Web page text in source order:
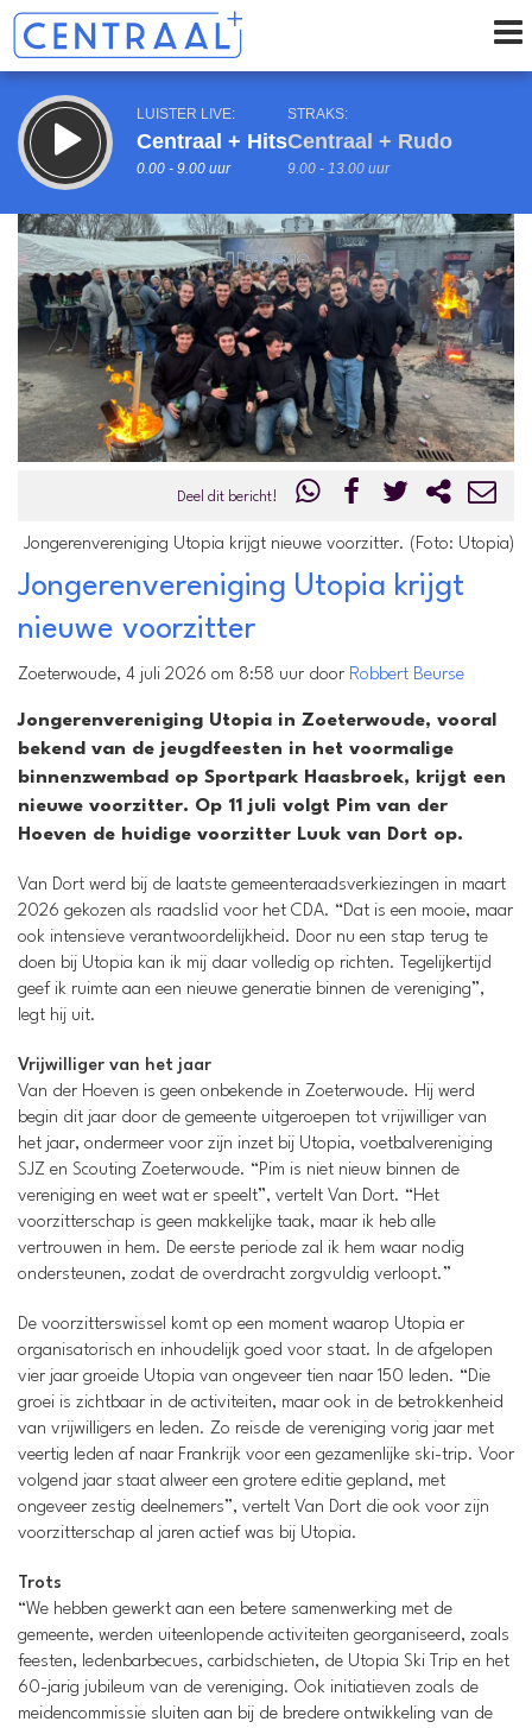
LUISTER LIVE:
Centraal + Hits
0.00 - 9.00 uur
STRAKS:
Centraal + Rudo
9.00 - 13.00 uur
Vorig uur uur 1 van 0 Volgend uur
Inklappen
Deel dit bericht!
Jongerenvereniging Utopia krijgt nieuwe voorzitter. (Foto: Utopia)
Jongerenvereniging Utopia krijgt
nieuwe voorzitter
Zoeterwoude, 4 juli 2026 om 8:58 uur door Robbert Beurse
Jongerenvereniging Utopia in Zoeterwoude, vooral
bekend van de jeugdfeesten in het voormalige
binnenzwembad op Sportpark Haasbroek, krijgt een
nieuwe voorzitter. Op 11 juli volgt Pim van der
Hoeven de huidige voorzitter Luuk van Dort op.
Van Dort werd bij de laatste gemeenteraadsverkiezingen in maart
2026 gekozen als raadslid voor het CDA. “Dat is een mooie, maar
ook intensieve verantwoordelijkheid. Door nu een stap terug te
doen bij Utopia kan ik mij daar volledig op richten. Tegelijkertijd
geef ik ruimte aan een nieuwe generatie binnen de vereniging”,
legt hij uit.
Vrijwilliger van het jaar
Van der Hoeven is geen onbekende in Zoeterwoude. Hij werd
begin dit jaar door de gemeente uitgeroepen tot vrijwilliger van
het jaar, ondermeer voor zijn inzet bij Utopia, voetbalvereniging
SJZ en Scouting Zoeterwoude. “Pim is niet nieuw binnen de
vereniging en weet wat er speelt”, vertelt Van Dort. “Het
voorzitterschap is geen makkelijke taak, maar ik heb alle
vertrouwen in hem. De eerste periode zal ik hem waar nodig
ondersteunen, zodat de overdracht zorgvuldig verloopt.”
De voorzitterswissel komt op een moment waarop Utopia er
organisatorisch en inhoudelijk goed voor staat. In de afgelopen
vier jaar groeide Utopia van ongeveer tien naar 150 leden. “Die
groei is zichtbaar in de activiteiten, maar ook in de betrokkenheid
van vrijwilligers en leden. Zo reisde de vereniging vorig jaar met
veertig leden af naar Frankrijk voor een gezamenlijke ski-trip. Voor
volgend jaar staat alweer een grotere editie gepland, met
ongeveer zestig deelnemers”, vertelt Van Dort die ook voor zijn
voorzitterschap al jaren actief was bij Utopia.
Trots
“We hebben gewerkt aan een betere samenwerking met de
gemeente, werden uiteenlopende activiteiten georganiseerd, zoals
feesten, ledenbarbecues, carbidschieten, de Utopia Ski Trip en het
60-jarig jubileum van de vereniging. Ook initiatieven zoals de
meidencommissie sluiten aan bij de bredere ontwikkeling van de